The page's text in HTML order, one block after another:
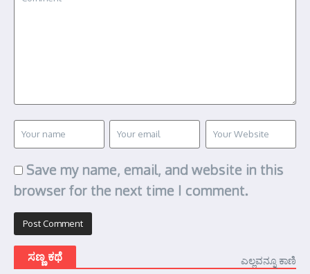
Save my name, email, and website in this
browser for the next time I comment.
ಸಣ್ಣ ಕಥೆ ಎಲ್ಲವನ್ನೂ ಕಾಣಿ